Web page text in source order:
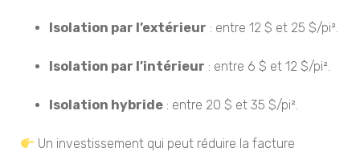
Isolation par l’extérieur : entre 12 $ et 25 $/pi².
Isolation par l’intérieur : entre 6 $ et 12 $/pi².
Isolation hybride : entre 20 $ et 35 $/pi².
Un investissement qui peut réduire la facture